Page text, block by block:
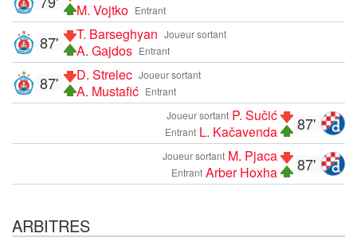
Entrant
M. Vojtko
Joueur sortant
T. Barseghyan
Entrant
A. Gajdos
87'
Joueur sortant
D. Strelec
Entrant
A. Mustafić
87'
87'
Joueur sortant P. Sučić
Entrant L. Kačavenda
87'
Joueur sortant M. Pjaca
Entrant Arber Hoxha
ARBITRES